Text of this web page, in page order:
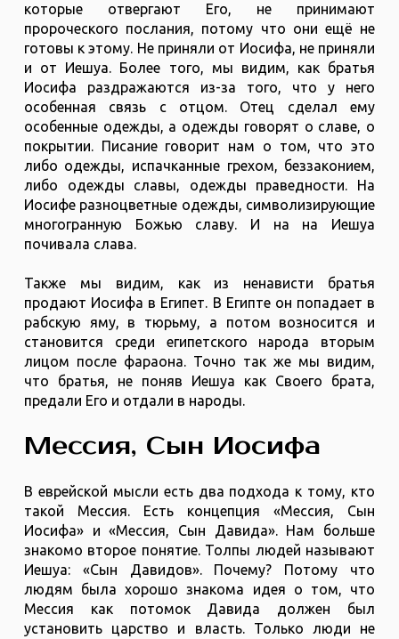
которые отвергают Его, не принимают
пророческого послания, потому что они ещё не
готовы к этому. Не приняли от Иосифа, не приняли
и от Иешуа. Более того, мы видим, как братья
Иосифа раздражаются из-за того, что у него
особенная связь с отцом. Отец сделал ему
особенные одежды, а одежды говорят о славе, о
покрытии. Писание говорит нам о том, что это
либо одежды, испачканные грехом, беззаконием,
либо одежды славы, одежды праведности. На
Иосифе разноцветные одежды, символизирующие
многогранную Божью славу. И на на Иешуа
почивала слава.
Также мы видим, как из ненависти братья
продают Иосифа в Египет. В Египте он попадает в
рабскую яму, в тюрьму, а потом возносится и
становится среди египетского народа вторым
лицом после фараона. Точно так же мы видим,
что братья, не поняв Иешуа как Своего брата,
предали Его и отдали в народы.
Мессия, Сын Иосифа
В еврейской мысли есть два подхода к тому, кто
такой Мессия. Есть концепция «Мессия, Сын
Иосифа» и «Мессия, Сын Давида». Нам больше
знакомо второе понятие. Толпы людей называют
Иешуа: «Сын Давидов». Почему? Потому что
людям была хорошо знакома идея о том, что
Мессия как потомок Давида должен был
установить царство и власть. Только люди не